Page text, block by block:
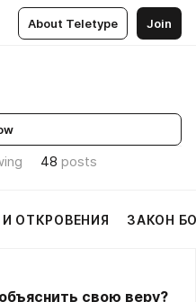
About Teletype Join
48 posts
ОТКРОВЕНИЯ ЗАКОН
свою веру?